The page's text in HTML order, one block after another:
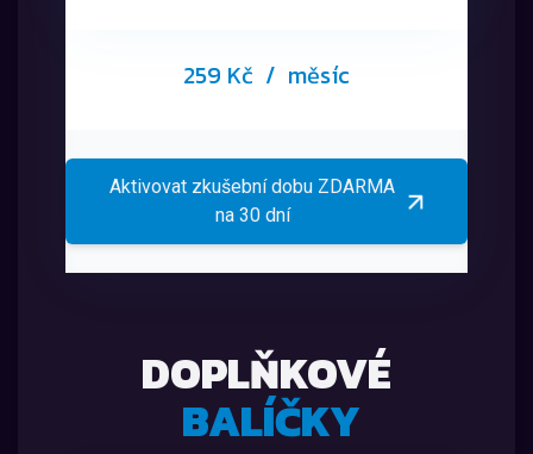
259 Kč / měsíc
Aktivovat zkušební dobu ZDARMA
na 30 dní
DOPLŇKOVÉ
BALÍČKY